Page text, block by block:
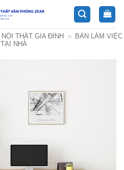
NỘI THẤT GIA ĐÌNH »
BÀN LÀM VIỆC
TẠI NHÀ